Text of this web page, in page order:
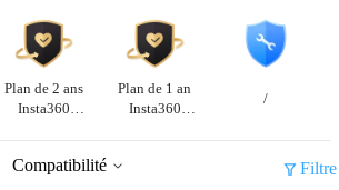
help? | Chat with our experts now!
Luna Ultra |Ya disponible | Envío gratuito
Plan de 2 ans
Insta360
Plan de 1 an
Insta360
/
Compatibilité Filtre